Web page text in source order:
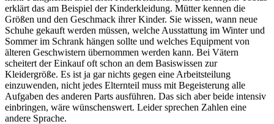
erklärt das am Beispiel der Kinderkleidung. Mütter kennen die
Größen und den Geschmack ihrer Kinder. Sie wissen, wann neue
Schuhe gekauft werden müssen, welche Ausstattung im Winter und
Sommer im Schrank hängen sollte und welches Equipment von
älteren Geschwistern übernommen werden kann. Bei Vätern
scheitert der Einkauf oft schon an dem Basiswissen zur
Kleidergröße. Es ist ja gar nichts gegen eine Arbeitsteilung
einzuwenden, nicht jedes Elternteil muss mit Begeisterung alle
Aufgaben des anderen Parts ausführen. Das sich aber beide intensiv
einbringen, wäre wünschenswert. Leider sprechen Zahlen eine
andere Sprache.